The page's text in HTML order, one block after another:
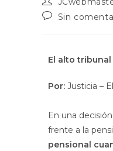
Sin
El alto
Por: Justicia –
En una
frente a la
pensional